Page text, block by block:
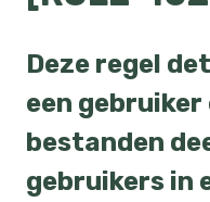
Deze regel
een
bestanden
gebruikers in